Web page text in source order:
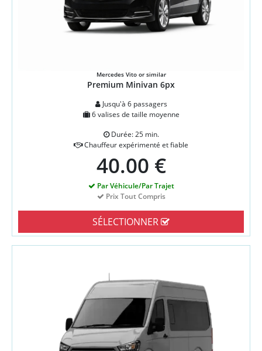
Mercedes Vito or similar
Premium Minivan 6px
Jusqu'à 6 passagers
6 valises de taille moyenne
Durée: 25 min.
Chauffeur expérimenté et fiable
40.00 €
Par Véhicule/Par Trajet
Prix Tout Compris
SÉLECTIONNER